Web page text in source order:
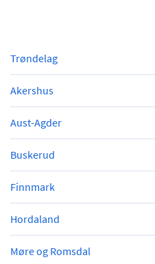
Trøndelag
Akershus
Aust-Agder
Buskerud
Finnmark
Hordaland
Møre og Romsdal